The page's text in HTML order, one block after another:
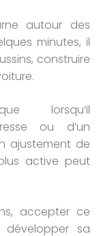
autour des
minutes, il
construire
lorsqu’il
ou d’un
ajustement de
active peut
accepter ce
sa